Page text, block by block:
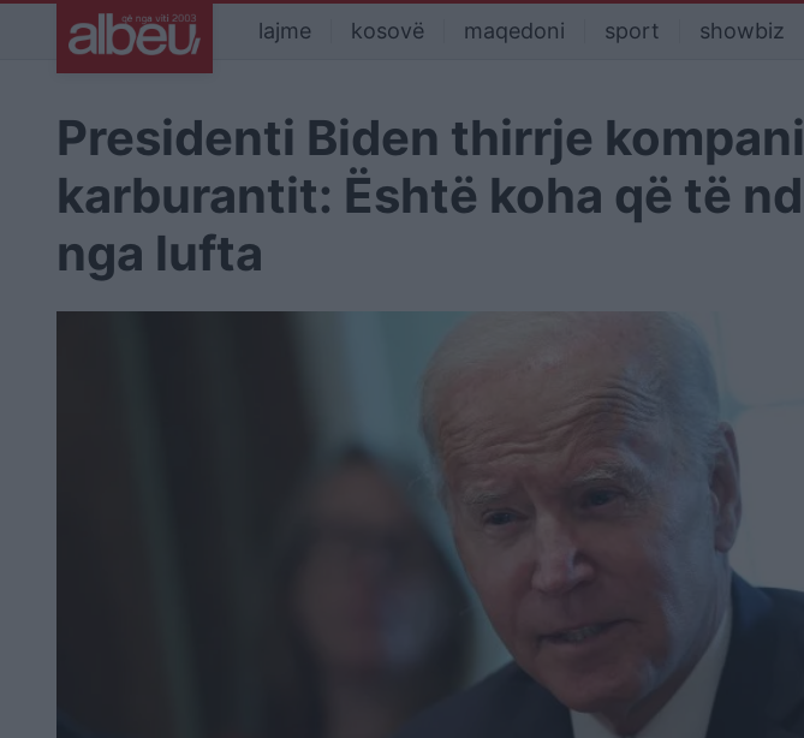
lajme kosovë maqedoni sport showbiz
Presidenti Biden thirrje
karburantit: Është koha që të
nga lufta